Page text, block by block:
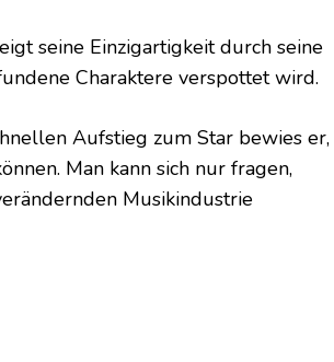
seine Einzigartigkeit durch seine
Charaktere verspottet wird.
Aufstieg zum Star bewies er,
Man kann sich nur fragen,
Musikindustrie